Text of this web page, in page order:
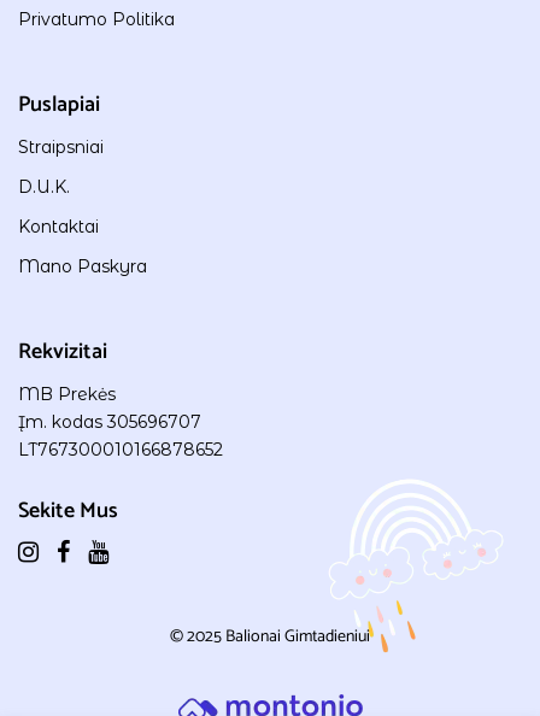
Privatumo Politika
Puslapiai
Straipsniai
D.U.K.
Kontaktai
Mano Paskyra
Rekvizitai
MB Prekės
Įm. kodas 305696707
LT767300010166878652
Sekite Mus
© 2025Balionai Gimtadieniui